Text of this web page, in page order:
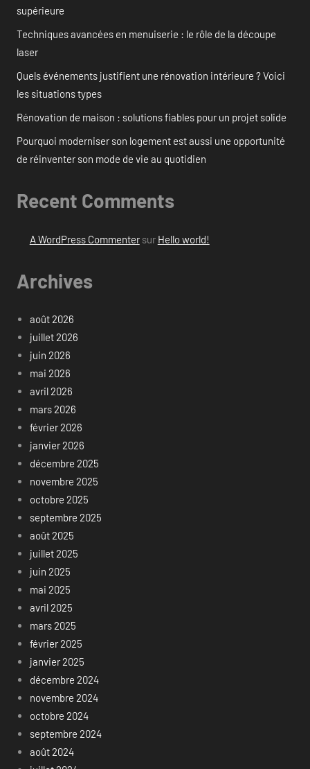
supérieure
Techniques avancées en menuiserie : le rôle de la découpe
laser
Quels événements justifient une rénovation intérieure ? Voici
les situations types
Rénovation de maison : solutions fiables pour un projet solide
Pourquoi moderniser son logement est aussi une opportunité
de réinventer son mode de vie au quotidien
Recent Comments
A WordPress Commentersur Hello world!
Archives
août 2026
juillet 2026
juin 2026
mai 2026
avril 2026
mars 2026
février 2026
janvier 2026
décembre 2025
novembre 2025
octobre 2025
septembre 2025
août 2025
juillet 2025
juin 2025
mai 2025
avril 2025
mars 2025
février 2025
janvier 2025
décembre 2024
novembre 2024
octobre 2024
septembre 2024
août 2024